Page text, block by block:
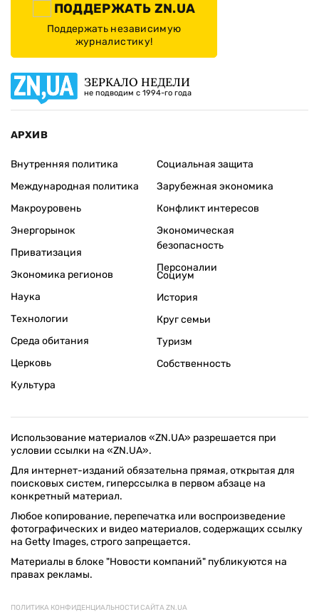
ПОДДЕРЖАТЬ ZN.UA
Поддержать независимую
журналистику!
ЗЕРКАЛО НЕДЕЛИ
не подводим с 1994-го года
АРХИВ
Внутренняя политика
Международная политика
Макроуровень
Энергорынок
Приватизация
Экономика регионов
Социальная защита
Зарубежная экономика
Конфликт интересов
Экономическая
безопасность
Персоналии
Наука
Технологии
Среда обитания
Церковь
Культура
Социум
История
Круг семьи
Туризм
Собственность
Использование материалов «ZN.UA» разрешается при
условии ссылки на «ZN.UA».
Для интернет-изданий обязательна прямая, открытая для
поисковых систем, гиперссылка в первом абзаце на
конкретный материал.
Любое копирование, перепечатка или воспроизведение
фотографических и видео материалов, содержащих ссылку
на Getty Images, строго запрещается.
Материалы в блоке "Новости компаний" публикуются на
правах рекламы.
ПОЛИТИКА КОНФИДЕНЦИАЛЬНОСТИ САЙТА ZN.UA